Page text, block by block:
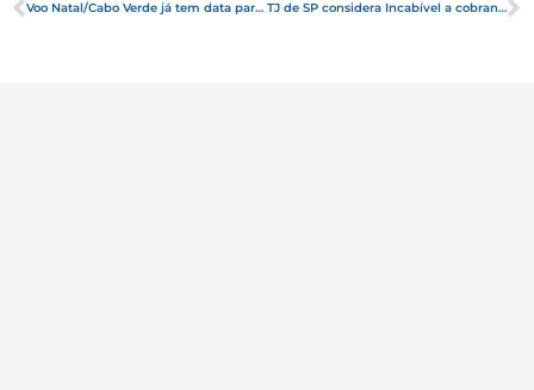
Voo Natal/Cabo Verde já tem data para iniciar TJ de SP considera Incabível a cobrança do ECAD nas UHs dos hoteis